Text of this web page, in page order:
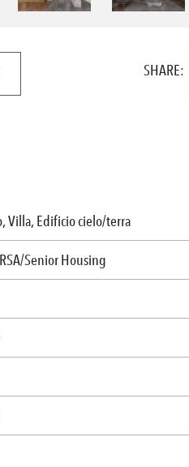
SHARE:
Villa, Edificio cielo/terra
Senior Housing